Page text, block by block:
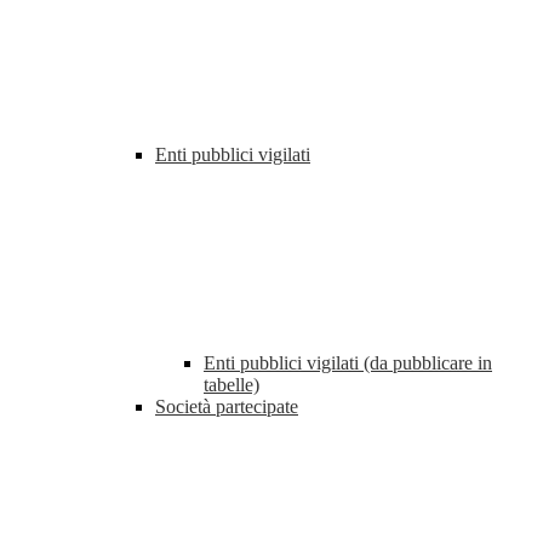
Enti pubblici vigilati
Enti pubblici vigilati (da pubblicare in
tabelle)
Società partecipate